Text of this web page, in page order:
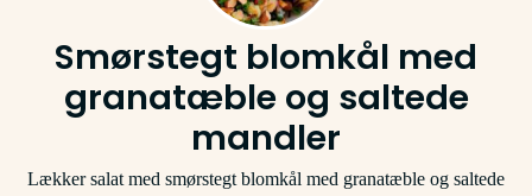
Smørstegt blomkål med
granatæble og saltede
mandler
Lækker salat med smørstegt blomkål med granatæble og saltede